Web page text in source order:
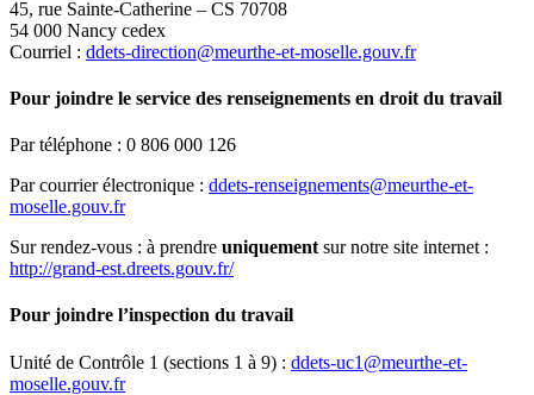
45, rue Sainte-Catherine – CS 70708
54 000 Nancy cedex
Courriel : ddets-direction@meurthe-et-moselle.gouv.fr
Pour joindre le service des renseignements en droit du travail
Par téléphone : 0 806 000 126
Par courrier électronique : ddets-renseignements@meurthe-et-
moselle.gouv.fr
Sur rendez-vous : à prendre uniquement sur notre site internet :
http://grand-est.dreets.gouv.fr/
Pour joindre l’inspection du travail
Unité de Contrôle 1 (sections 1 à 9) : ddets-uc1@meurthe-et-
moselle.gouv.fr